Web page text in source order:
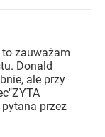
to zauważam
Donald
ale przy
pytana przez